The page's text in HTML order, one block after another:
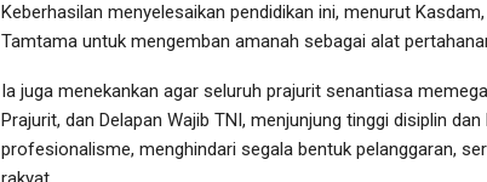
Keberhasilan menyelesaikan pendidikan ini, menurut
Tamtama untuk mengemban amanah sebagai alat
Ia juga menekankan agar seluruh prajurit senantiasa
Prajurit, dan Delapan Wajib TNI, menjunjung tinggi disiplin
profesionalisme, menghindari segala bentuk pelanggaran,